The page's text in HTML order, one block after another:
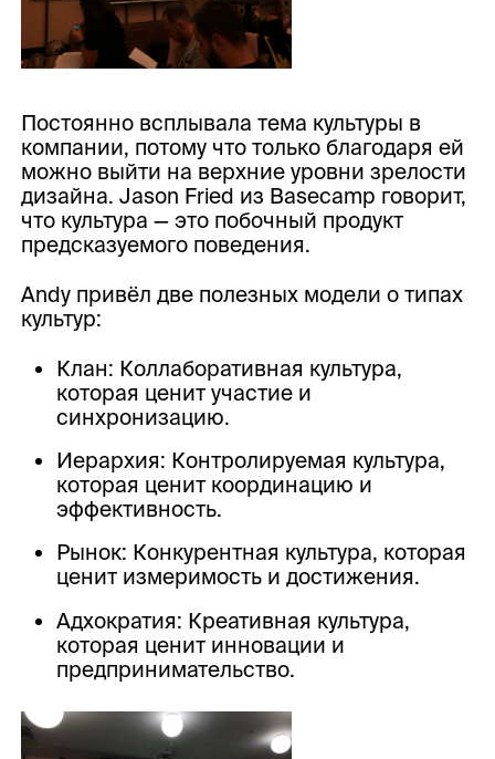
Постоянно всплывала тема культуры в
компании, потому что только благодаря ей
можно выйти на верхние уровни зрелости
дизайна. Jason Fried из Basecamp говорит,
что культура — это побочный продукт
предсказуемого поведения.
Andy привёл две полезных модели о типах
культур:
Клан: Коллаборативная культура,
которая ценит участие и
синхронизацию.
Иерархия: Контролируемая культура,
которая ценит координацию и
эффективность.
Рынок: Конкурентная культура, которая
ценит измеримость и достижения.
Адхократия: Креативная культура,
которая ценит инновации и
предпринимательство.